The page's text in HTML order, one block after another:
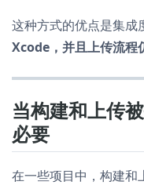
这种方式的优点是集成
Xcode，并且上传流程
当构建和上传
必要
在一些项目中，构建和